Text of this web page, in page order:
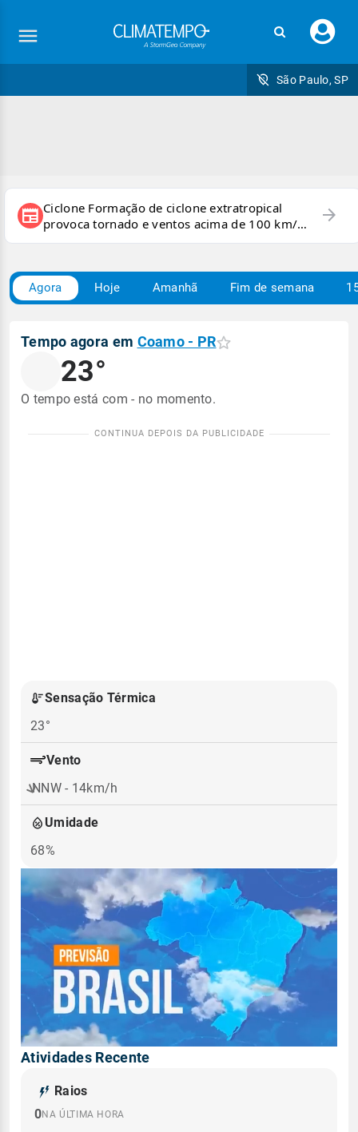
seu
São Paulo, SP
newspaper Ciclone Formação de ciclone extratropical
provoca tornado e ventos acima de 100 km/h
no RS
arrow_forward
Agora Hoje Amanhã Fim de semana
Tempo agora em Coamo - PR
23°
O tempo está com - no momento.
Sensação Térmica
23°
Vento
NNW - 14km/h
Umidade
68%
Atividades Recente
Raios
0NA ÚLTIMA HORA